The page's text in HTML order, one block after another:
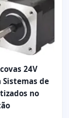
24V
Sistemas de
no